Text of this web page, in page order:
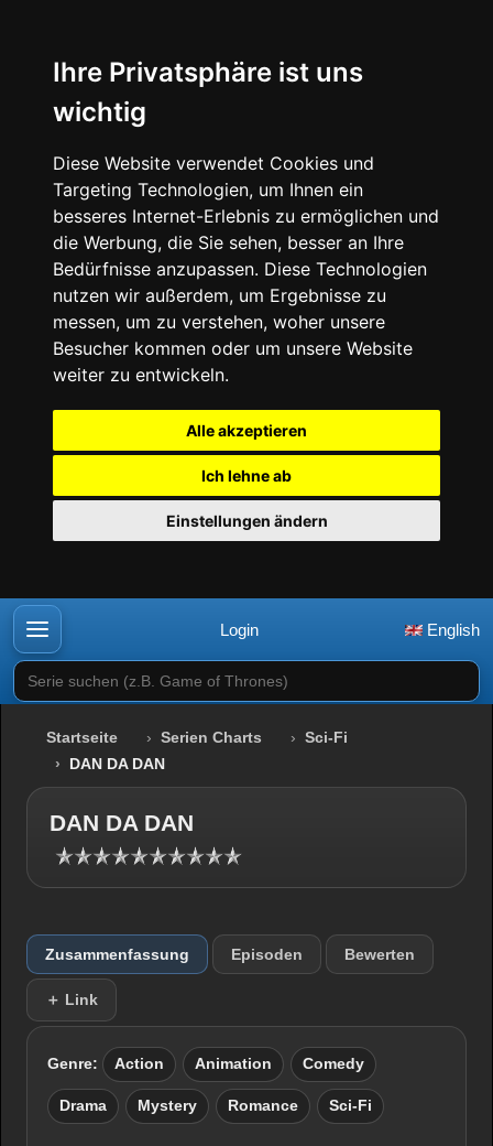
Ihre Privatsphäre ist uns
wichtig
Diese Website verwendet Cookies und
Targeting Technologien, um Ihnen ein
besseres Internet-Erlebnis zu ermöglichen und
die Werbung, die Sie sehen, besser an Ihre
Bedürfnisse anzupassen. Diese Technologien
nutzen wir außerdem, um Ergebnisse zu
messen, um zu verstehen, woher unsere
Besucher kommen oder um unsere Website
weiter zu entwickeln.
Alle akzeptieren
Ich lehne ab
Einstellungen ändern
Login English
Serie suchen (z.B. Game of Thrones)
Startseite Serien Charts
Sci-Fi
DAN DA DAN
DAN DA DAN
Zusammenfassung Episoden Bewerten
＋ Link
Genre: Action Animation Comedy
Drama Mystery Romance Sci-Fi